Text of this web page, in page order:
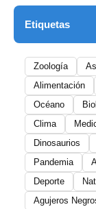
Etiquetas
Zoología
Alimentación
Océano
Clima
Dinosaurios
Pandemia
Deporte
Agujeros